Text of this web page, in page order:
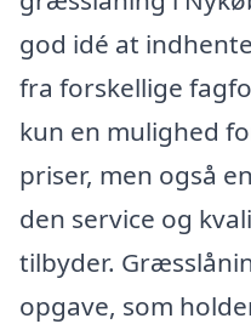
god idé at
fra forskellige
kun en mulighed
priser, men også
den service og
tilbyder.
opgave, som